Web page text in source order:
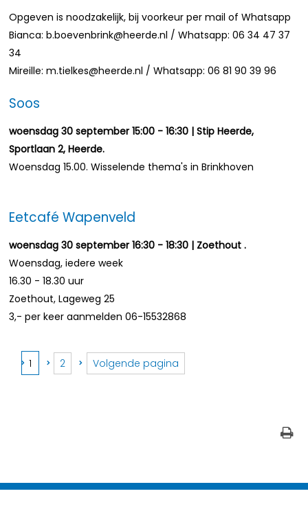
Opgeven is noodzakelijk, bij voorkeur per mail of Whatsapp
Bianca: b.boevenbrink@heerde.nl / Whatsapp: 06 34 47 37
34
Mireille: m.tielkes@heerde.nl / Whatsapp: 06 81 90 39 96
Soos
woensdag 30 september 15:00 - 16:30 | Stip Heerde,
Sportlaan 2, Heerde.
Woensdag 15.00. Wisselende thema's in Brinkhoven
Eetcafé Wapenveld
woensdag 30 september 16:30 - 18:30 | Zoethout .
Woensdag, iedere week
16.30 - 18.30 uur
Zoethout, Lageweg 25
3,- per keer aanmelden 06-15532868
1 2 Volgende pagina